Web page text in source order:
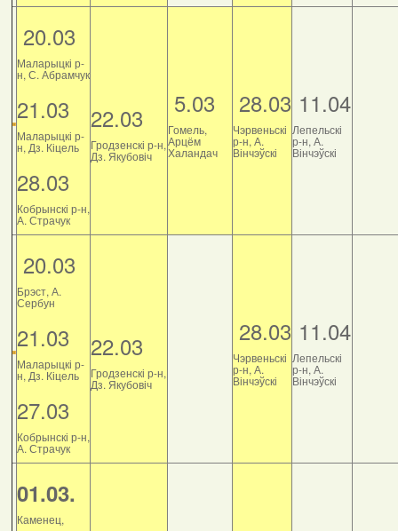
20.03
Маларыцкі р-
н, С. Абрамчук
21.03
Маларыцкі р-
н, Дз. Кіцель
28.03
Кобрынскі р-н,
А. Страчук
22.03
Гродзенскі р-н,
Дз. Якубовіч
5.03
Гомель,
Арцём
Халандач
28.03
Чэрвеньскі
р-н, А.
Вінчэўскі
11.04
Лепельскі
р-н, А.
Вінчэўскі
20.03
Брэст, А.
Сербун
21.03
Маларыцкі р-
н, Дз. Кіцель
27.03
Кобрынскі р-н,
А. Страчук
22.03
Гродзенскі р-н,
Дз. Якубовіч
28.03
Чэрвеньскі
р-н, А.
Вінчэўскі
11.04
Лепельскі
р-н, А.
Вінчэўскі
01.03.
Каменец,